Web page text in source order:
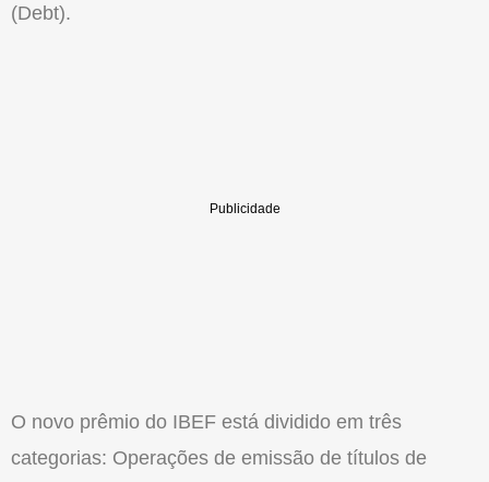
(Debt).
O novo prêmio do IBEF está dividido em três
categorias: Operações de emissão de títulos de